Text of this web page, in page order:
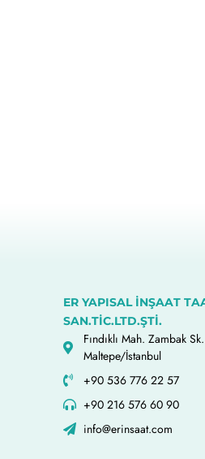
ER YAPISAL İNŞAAT
SAN.TİC.LTD.ŞTİ.
Fındıklı Mah. Zambak
Maltepe/İstanbul
+90 536 776 22 57
+90 216 576 60 90
info@erinsaat.com